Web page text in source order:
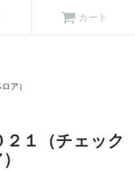
カート
ア）
１（チェック